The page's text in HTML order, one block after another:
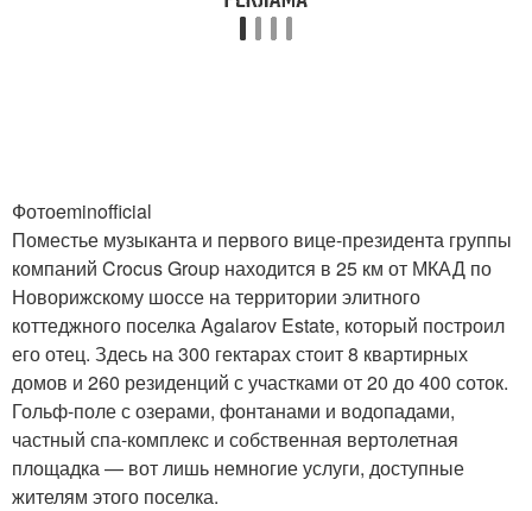
Фотоeminofficial
Поместье музыканта и первого вице-президента группы
компаний Crocus Group находится в 25 км от МКАД по
Новорижскому шоссе на территории элитного
коттеджного поселка Agalarov Estate, который построил
его отец. Здесь на 300 гектарах стоит 8 квартирных
домов и 260 резиденций с участками от 20 до 400 соток.
Гольф-поле с озерами, фонтанами и водопадами,
частный спа-комплекс и собственная вертолетная
площадка — вот лишь немногие услуги, доступные
жителям этого поселка.